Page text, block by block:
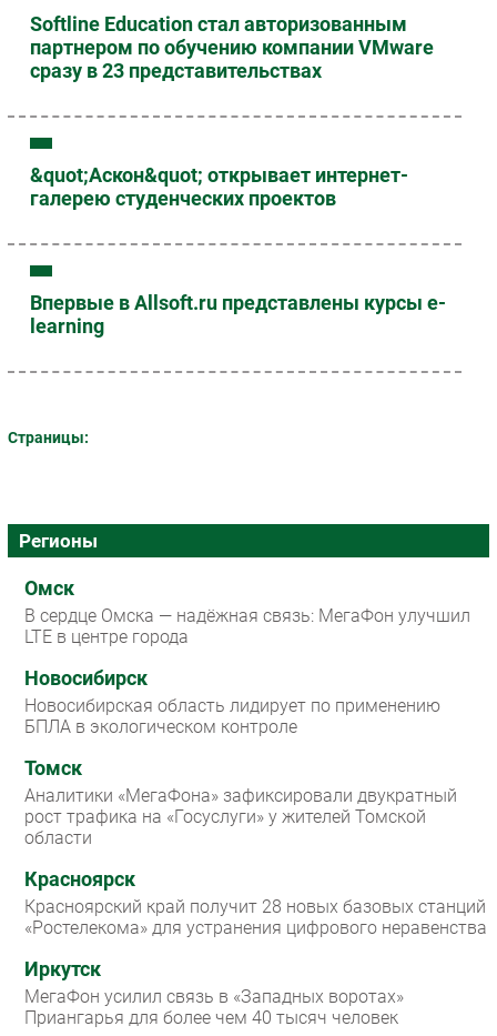
Softline Education стал авторизованным
партнером по обучению компании VMware
сразу в 23 представительствах
&quot;Аскон&quot; открывает интернет-
галерею студенческих проектов
Впервые в Allsoft.ru представлены курсы е-
learning
Страницы:
Регионы
Омск
В сердце Омска — надёжная связь: МегаФон улучшил
LTE в центре города
Новосибирск
Новосибирская область лидирует по применению
БПЛА в экологическом контроле
Томск
Аналитики «МегаФона» зафиксировали двукратный
рост трафика на «Госуслуги» у жителей Томской
области
Красноярск
Красноярский край получит 28 новых базовых станций
«Ростелекома» для устранения цифрового неравенства
Иркутск
МегаФон усилил связь в «Западных воротах»
Приангарья для более чем 40 тысяч человек